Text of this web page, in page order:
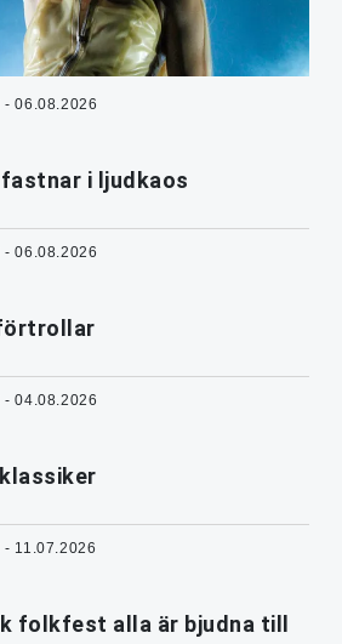
- 06.08.2026
i ljudkaos
- 06.08.2026
- 04.08.2026
- 11.07.2026
folkfest alla är bjudna till